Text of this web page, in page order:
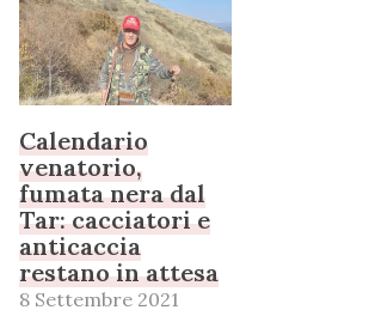
Calendario
venatorio,
fumata nera dal
Tar: cacciatori e
anticaccia
restano in attesa
8 Settembre 2021